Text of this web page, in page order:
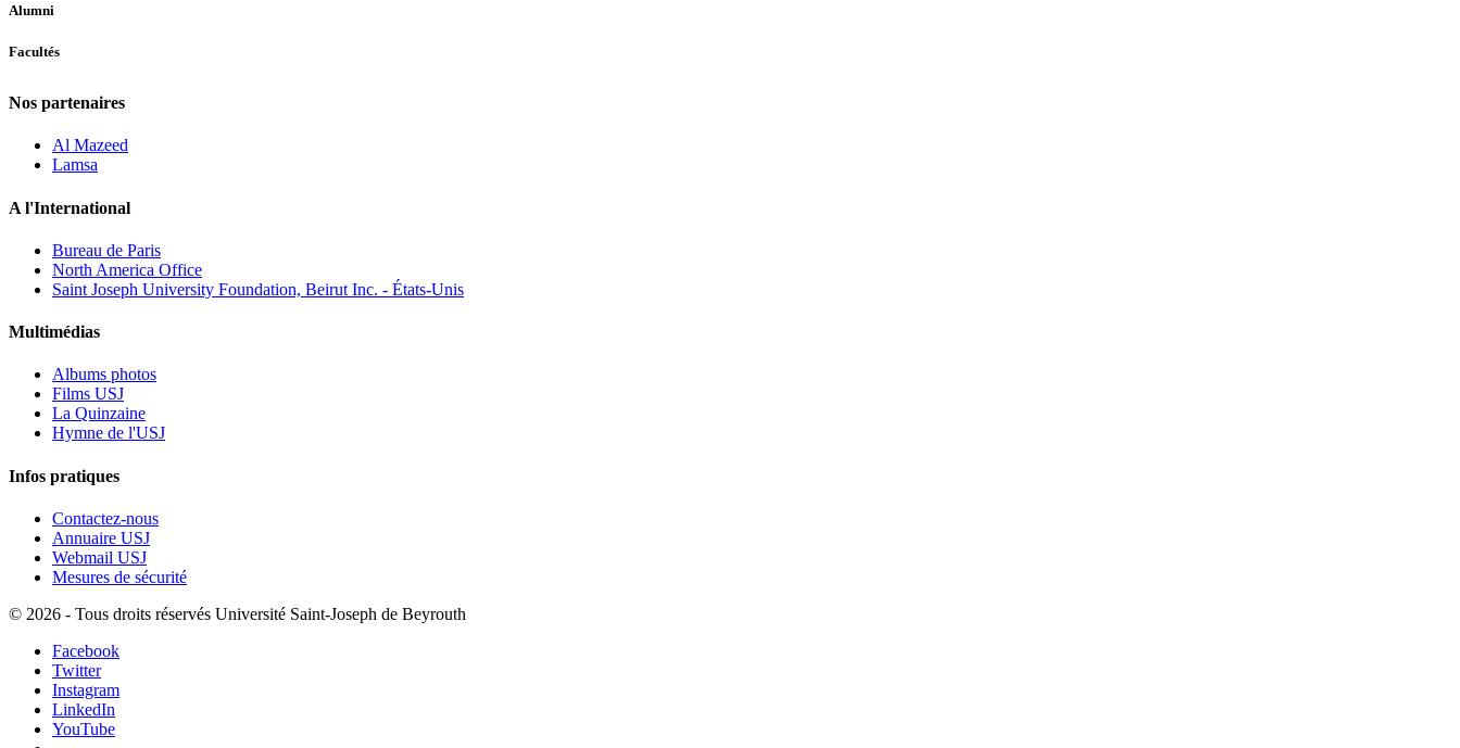
Alumni
Facultés
Nos partenaires
Al Mazeed
Lamsa
A l'International
Bureau de Paris
North America Office
Saint Joseph University Foundation, Beirut Inc. - États-Unis
Multimédias
Albums photos
Films USJ
La Quinzaine
Hymne de l'USJ
Infos pratiques
Contactez-nous
Annuaire USJ
Webmail USJ
Mesures de sécurité
© 2026 - Tous droits réservés Université Saint-Joseph de Beyrouth
Facebook
Twitter
Instagram
LinkedIn
YouTube